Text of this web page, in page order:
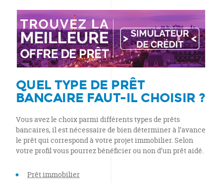
QUEL TYPE DE PRÊT
BANCAIRE FAUT-IL CHOISIR ?
Vous avez le choix parmi différents types de prêts
bancaires, il est nécessaire de bien déterminer à l’avance
le prêt qui correspond à votre projet immobilier. Selon
votre profil vous pourrez bénéficier ou non d’un prêt aidé.
Prêt immobilier